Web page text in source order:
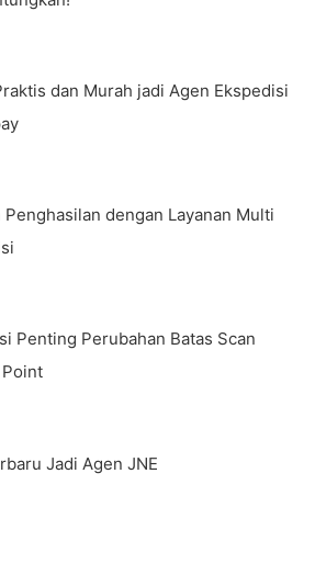
dan Murah jadi Agen Ekspedisi
Penghasilan dengan Layanan Multi
Penting Perubahan Batas Scan
Jadi Agen JNE